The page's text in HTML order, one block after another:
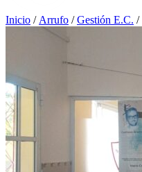
Inicio / Arrufo /Gestión E.C. /